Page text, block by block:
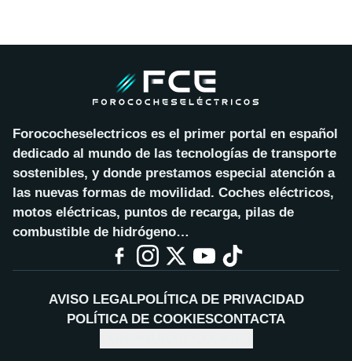
Forococheselectricos es el primer portal en español
dedicado al mundo de las tecnologías de transporte
sostenibles, y donde prestamos especial atención a
las nuevas formas de movilidad. Coches eléctricos,
motos eléctricas, puntos de recarga, pilas de
combustible de hidrógeno…
AVISO LEGALPOLÍTICA DE PRIVACIDAD
POLÍTICA DE COOKIESCONTACTA